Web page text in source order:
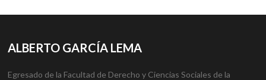
ALBERTO GARCÍA LEMA
Egresado de la Facultad de Derecho y Ciencias Sociales de la